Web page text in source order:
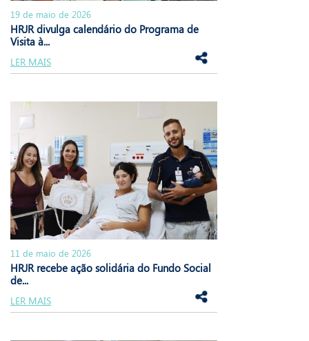
19 de maio de 2026
HRJR divulga calendário do Programa de
Visita à...
LER MAIS
11 de maio de 2026
HRJR recebe ação solidária do Fundo Social
de...
LER MAIS